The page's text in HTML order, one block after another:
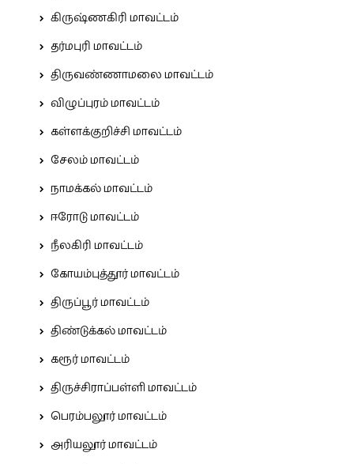
கிருஷ்ணகிரி மாவட்டம்
தர்மபுரி மாவட்டம்
திருவண்ணாமலை மாவட்டம்
விழுப்புரம் மாவட்டம்
கள்ளக்குறிச்சி மாவட்டம்
சேலம் மாவட்டம்
நாமக்கல் மாவட்டம்
ஈரோடு மாவட்டம்
நீலகிரி மாவட்டம்
கோயம்புத்தூர் மாவட்டம்
திருப்பூர் மாவட்டம்
திண்டுக்கல் மாவட்டம்
கரூர் மாவட்டம்
திருச்சிராப்பள்ளி மாவட்டம்
பெரம்பலூர் மாவட்டம்
அரியலூர் மாவட்டம்